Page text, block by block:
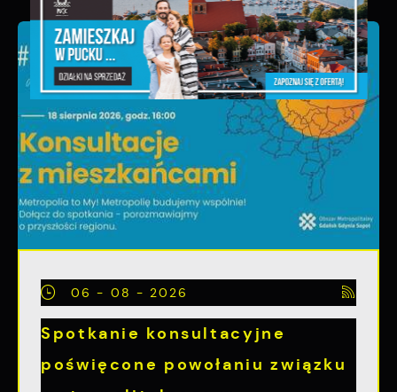
06 - 08 - 2026
Spotkanie konsultacyjne
poświęcone powołaniu związku